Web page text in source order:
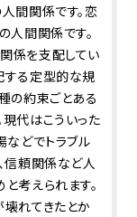
間関係です。恋
人間関係です。
係を支配してい
する定型的な規
の約束ごとある
代はこういった
などでトラブル
信頼関係など人
考えられます。
れてきたとか